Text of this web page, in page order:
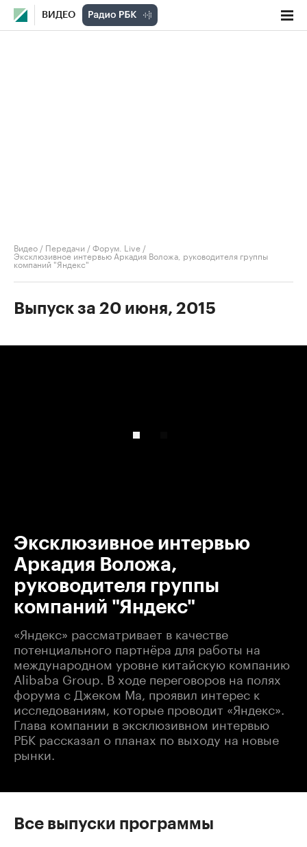
ВИДЕО
Видео / Передачи /Форум. Live /
Эксклюзивное интервью Аркадия Воложа, руководителя группы
компаний "Яндекс"
Выпуск за 20 июня, 2015
Эксклюзивное интервью
Аркадия Воложа,
руководителя группы
компаний "Яндекс"
«Яндекс» рассматривает в качестве
потенциального партнёра для работы на
международном уровне китайскую компанию
Alibaba Group. В ходе переговоров на полях
форума с Джеком Ма, проявил интерес к
исследованиям, которые проводит «Яндекс».
Глава компании в эксклюзивном интервью
РБК рассказал о планах по выходу на новые
рынки.
Все выпуски программы